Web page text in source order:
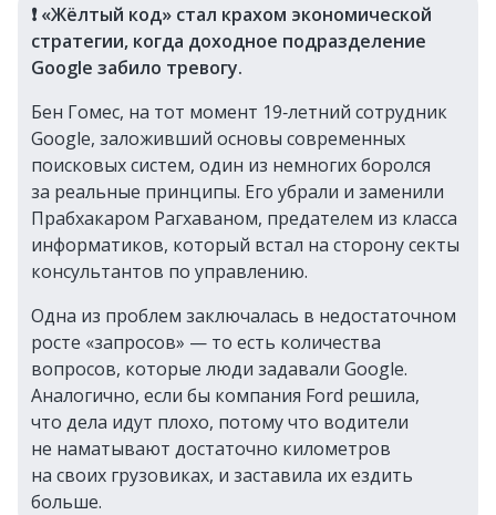
❗️ «Жёлтый код» стал крахом экономической
стратегии, когда доходное подразделение
Google забило тревогу.
Бен Гомес, на тот момент 19‑летний сотрудник
Google, заложивший основы современных
поисковых систем, один из немногих боролся
за реальные принципы. Его убрали и заменили
Прабхакаром Рагхаваном, предателем из класса
информатиков, который встал на сторону секты
консультантов по управлению.
Одна из проблем заключалась в недостаточном
росте «запросов» — то есть количества
вопросов, которые люди задавали Google.
Аналогично, если бы компания Ford решила,
что дела идут плохо, потому что водители
не наматывают достаточно километров
на своих грузовиках, и заставила их ездить
больше.